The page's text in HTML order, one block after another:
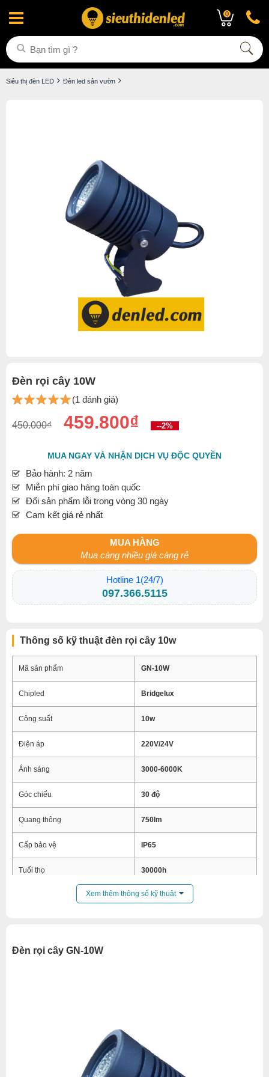
0
Siêu thị đèn LED Đèn led sân vườn
Đèn rọi cây 10W
(1 đánh giá)
450.000₫ 459.800₫ --2%
MUA NGAY VÀ NHẬN DỊCH VỤ ĐỘC QUYỀN
Bảo hành: 2 năm
Miễn phí giao hàng toàn quốc
Đổi sản phẩm lỗi trong vòng 30 ngày
Cam kết giá rẻ nhất
MUA HÀNG
Mua càng nhiều giá càng rẻ
Hotline 1(24/7)
097.366.5115
Thông số kỹ thuật đèn rọi cây 10w
Mã sản phẩm GN-10W
Chipled Bridgelux
Công suất 10w
Điện áp 220V/24V
Ánh sáng 3000-6000K
Góc chiếu 30 độ
Quang thông 750lm
Cấp bảo vệ IP65
Tuổi thọ 30000h
Φ65x82mm
Hãng sản xuất
Xem thêm thông số kỹ thuật
Đèn rọi cây GN-10W